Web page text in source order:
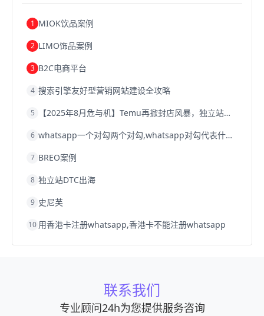
浙江跨境电商宁波跨境电商跨境电商的模式
跨境电商优势跨境电商的优势
1 MIOK饮品案例
2 LIMO饰品案例
3 B2C电商平台
4 搜索引擎友好型营销网站建设全攻略
5 【2025年8月危与机】Temu再掀封店风暴，独立站才是跨境卖家的避险通道
6 whatsapp一个对勾两个对勾,whatsapp对勾代表什么意思
7 BREO案例
8 独立站DTC出海
9 史尼芙
10 用香港卡注册whatsapp,香港卡不能注册whatsapp
联系我们
专业顾问24h为您提供服务咨询